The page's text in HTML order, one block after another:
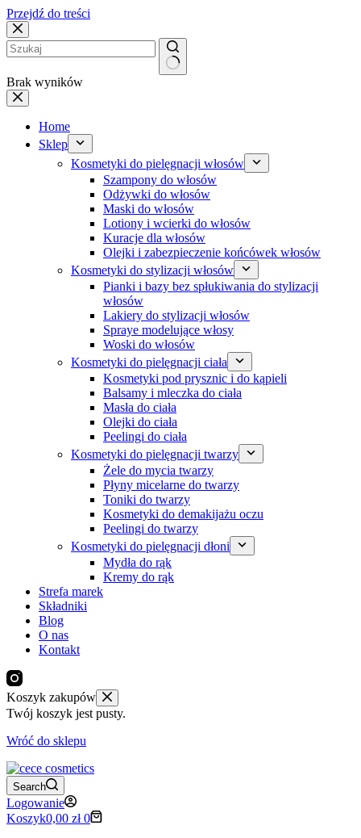
Przejdź do treści
Brak wyników
Home
Sklep
Kosmetyki do pielęgnacji włosów
Szampony do włosów
Odżywki do włosów
Maski do włosów
Lotiony i wcierki do włosów
Kuracje dla włosów
Olejki i zabezpieczenie końcówek włosów
Kosmetyki do stylizacji włosów
Pianki i bazy bez spłukiwania do stylizacji
włosów
Lakiery do stylizacji włosów
Spraye modelujące włosy
Woski do włosów
Kosmetyki do pielęgnacji ciała
Kosmetyki pod prysznic i do kąpieli
Balsamy i mleczka do ciała
Masła do ciała
Olejki do ciała
Peelingi do ciała
Kosmetyki do pielęgnacji twarzy
Żele do mycia twarzy
Płyny micelarne do twarzy
Toniki do twarzy
Kosmetyki do demakijażu oczu
Peelingi do twarzy
Kosmetyki do pielęgnacji dłoni
Mydła do rąk
Kremy do rąk
Strefa marek
Składniki
Blog
O nas
Kontakt
Koszyk zakupów
Twój koszyk jest pusty.
Wróć do sklepu
Search
Logowanie
Koszyk0,00 zł 0